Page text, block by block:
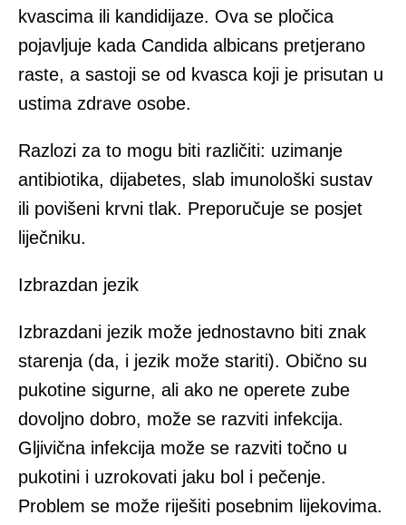
kvascima ili kandidijaze. Ova se pločica
pojavljuje kada Candida albicans pretjerano
raste, a sastoji se od kvasca koji je prisutan u
ustima zdrave osobe.
Razlozi za to mogu biti različiti: uzimanje
antibiotika, dijabetes, slab imunološki sustav
ili povišeni krvni tlak. Preporučuje se posjet
liječniku.
Izbrazdan jezik
Izbrazdani jezik može jednostavno biti znak
starenja (da, i jezik može stariti). Obično su
pukotine sigurne, ali ako ne operete zube
dovoljno dobro, može se razviti infekcija.
Gljivična infekcija može se razviti točno u
pukotini i uzrokovati jaku bol i pečenje.
Problem se može riješiti posebnim lijekovima.